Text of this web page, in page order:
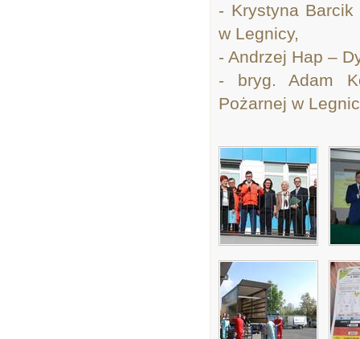
- Krystyna
w Legnicy,
- Andrzej Hap –
- bryg. Adam
Pożarnej w